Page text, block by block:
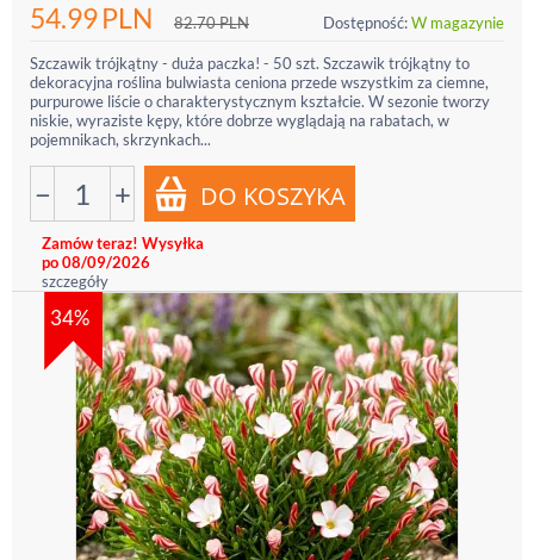
54.99PLN 82.70PLN Dostępność:W magazynie
Szczawik trójkątny - duża paczka! - 50 szt. Szczawik trójkątny to
dekoracyjna roślina bulwiasta ceniona przede wszystkim za ciemne,
purpurowe liście o charakterystycznym kształcie. W sezonie tworzy
niskie, wyraziste kępy, które dobrze wyglądają na rabatach, w
pojemnikach, skrzynkach...
− +
Zamów teraz! Wysyłka
po 08/09/2026
szczegóły
34%